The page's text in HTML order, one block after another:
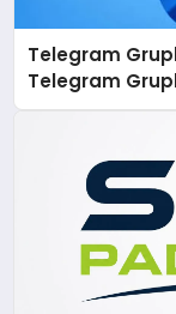
Telegram
Telegram